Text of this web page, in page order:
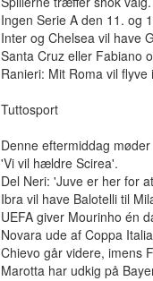
Ingen Serie A den 11. og
Inter og Chelsea vil have
Santa Cruz eller Fabiano
Ranieri: Mit Roma vil flyve
Tuttosport
Denne eftermiddag
'Vi vil hældre Scirea'.
Del Neri: 'Juve er her for
Ibra vil have Balotelli til
UEFA giver Mourinho én
Novara ude af Coppa
Chievo går videre, imens
Marotta har udkig på